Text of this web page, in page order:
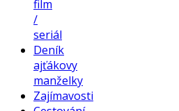
film
/
seriál
Deník
ajťákovy
manželky
Zajímavosti